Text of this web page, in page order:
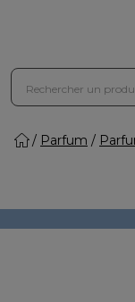
Parfum